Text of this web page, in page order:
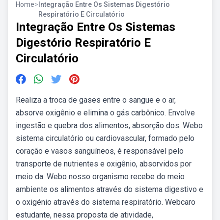
Home> Integração Entre Os Sistemas Digestório
Respiratório E Circulatório
Integração Entre Os Sistemas
Digestório Respiratório E
Circulatório
Realiza a troca de gases entre o sangue e o ar,
absorve oxigênio e elimina o gás carbônico. Envolve
ingestão e quebra dos alimentos, absorção dos. Webo
sistema circulatório ou cardiovascular, formado pelo
coração e vasos sanguíneos, é responsável pelo
transporte de nutrientes e oxigênio, absorvidos por
meio da. Webo nosso organismo recebe do meio
ambiente os alimentos através do sistema digestivo e
o oxigénio através do sistema respiratório. Webcaro
estudante, nessa proposta de atividade,